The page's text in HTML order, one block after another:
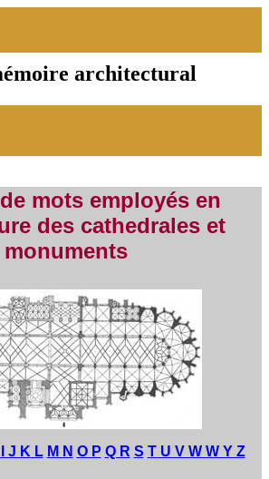
architectural
mots employés en
des cathedrales et
monuments
I J K L M N O P Q R S TU V W W Y Z